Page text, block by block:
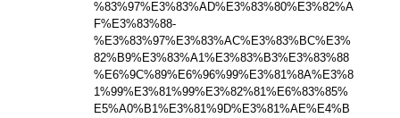
%83%97%E3%83%AD%E3%83%80%E3%82%A
F%E3%83%88-
%E3%83%97%E3%83%AC%E3%83%BC%E3%
82%B9%E3%83%A1%E3%83%B3%E3%83%88
%E6%9C%89%E6%96%99%E3%81%8A%E3%8
1%99%E3%81%99%E3%82%81%E6%83%85%
E5%A0%B1%E3%81%9D%E3%81%AE%E4%B